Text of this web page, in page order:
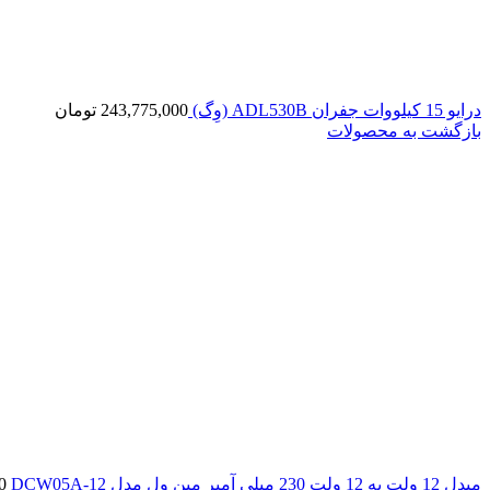
درایو 15 کیلووات جفران ADL530B (وِگ) 243,775,000 تومان
بازگشت به محصولات
مبدل 12 ولت به 12 ولت 230 میلی آمپر مین ول مدل DCW05A-12